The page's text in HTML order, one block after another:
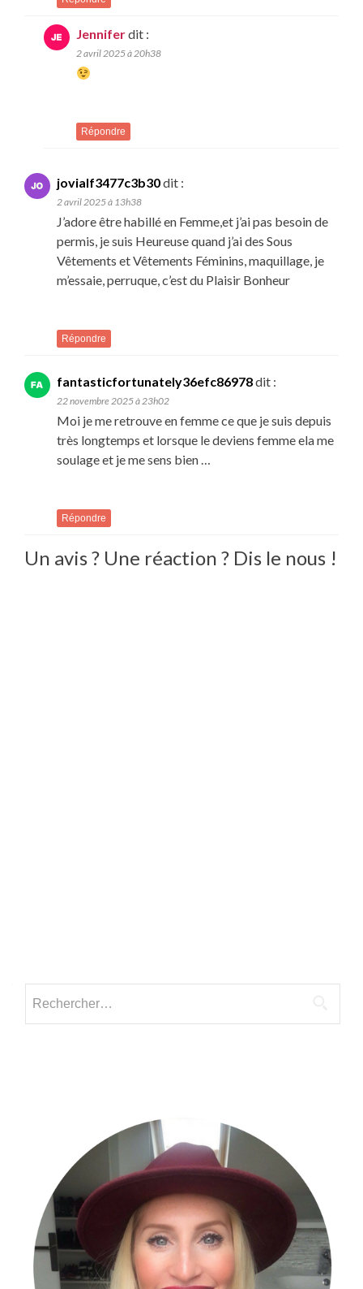
Jenniferdit :
2 avril 2025 à 20h38
Répondre
jovialf3477c3b30dit :
2 avril 2025 à 13h38
J’adore être habillé en Femme,et j’ai pas besoin de
permis, je suis Heureuse quand j’ai des Sous
Vêtements et Vêtements Féminins, maquillage, je
m’essaie, perruque, c’est du Plaisir Bonheur
Répondre
fantasticfortunately36efc86978dit :
22 novembre 2025 à 23h02
Moi je me retrouve en femme ce que je suis depuis
très longtemps et lorsque le deviens femme ela me
soulage et je me sens bien …
Répondre
Un avis ? Une réaction ? Dis le nous !